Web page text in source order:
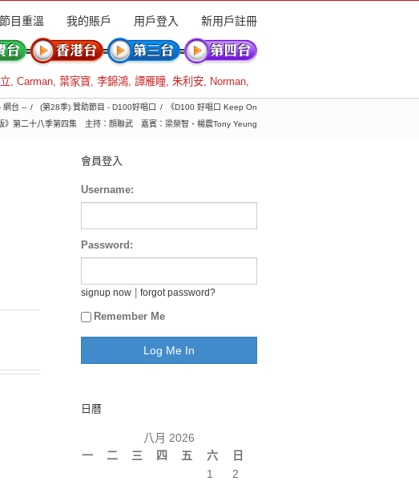
節目重溫 我的賬戶 用戶登入 新用戶註冊
, Carman, 葉家寶, 李錦鴻, 譚雁瞳, 朱利安, Norman,
網台 -- (第28季) 贊助節目 - D100好唱口
《D100 好唱口 Keep On
》第二十八季第四集 主持：顔聯武 嘉賓：梁榮智、楊震Tony Yeung
會員登入
Username:
Password:
signup now forgot password?
Remember Me
日曆
八月 2026
一
二 三 四 五 六 日
1
2